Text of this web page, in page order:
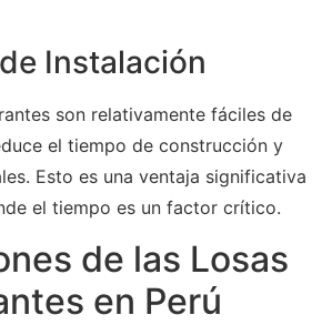
Instalación
son relativamente fáciles de
el tiempo de construcción y
Esto es una ventaja significativa
el tiempo es un factor crítico.
de las Losas
en Perú